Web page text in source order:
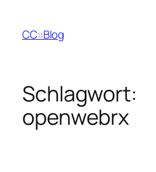
springen
CC::Blog
Schlagwort:
openwebrx